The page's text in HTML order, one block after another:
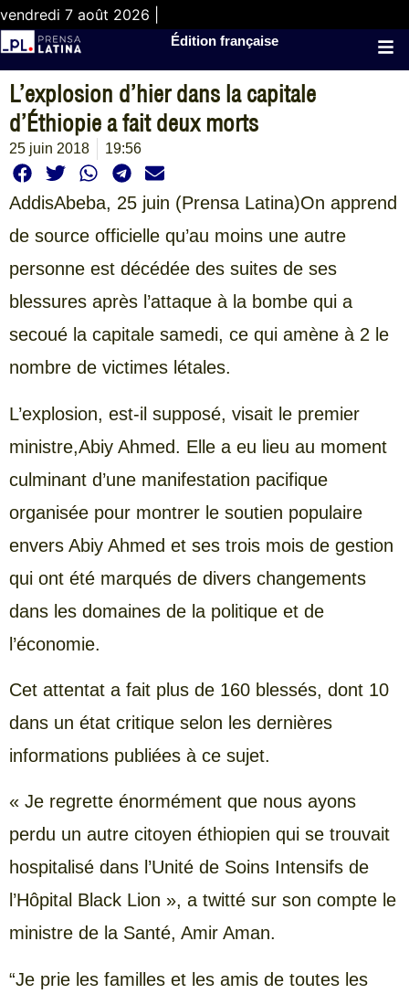
vendredi 7 août 2026 |
Édition française
L’explosion d’hier dans la capitale
d’Éthiopie a fait deux morts
25 juin 2018 19:56
AddisAbeba, 25 juin (Prensa Latina)On apprend
de source officielle qu’au moins une autre
personne est décédée des suites de ses
blessures après l’attaque à la bombe qui a
secoué la capitale samedi, ce qui amène à 2 le
nombre de victimes létales.
L’explosion, est-il supposé, visait le premier
ministre,Abiy Ahmed. Elle a eu lieu au moment
culminant d’une manifestation pacifique
organisée pour montrer le soutien populaire
envers Abiy Ahmed et ses trois mois de gestion
qui ont été marqués de divers changements
dans les domaines de la politique et de
l’économie.
Cet attentat a fait plus de 160 blessés, dont 10
dans un état critique selon les dernières
informations publiées à ce sujet.
« Je regrette énormément que nous ayons
perdu un autre citoyen éthiopien qui se trouvait
hospitalisé dans l’Unité de Soins Intensifs de
l’Hôpital Black Lion », a twitté sur son compte le
ministre de la Santé, Amir Aman.
“Je prie les familles et les amis de toutes les